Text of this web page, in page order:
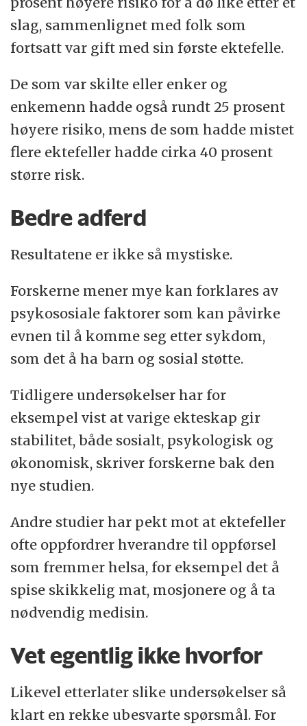
slag, sammenlignet med folk som
fortsatt var gift med sin første ektefelle.
De som var skilte eller enker og
enkemenn hadde også rundt 25 prosent
høyere risiko, mens de som hadde mistet
flere ektefeller hadde cirka 40 prosent
større risk.
Bedre adferd
Resultatene er ikke så mystiske.
Forskerne mener mye kan forklares av
psykososiale faktorer som kan påvirke
evnen til å komme seg etter sykdom,
som det å ha barn og sosial støtte.
Tidligere undersøkelser har for
eksempel vist at varige ekteskap gir
stabilitet, både sosialt, psykologisk og
økonomisk, skriver forskerne bak den
nye studien.
Andre studier har pekt mot at ektefeller
ofte oppfordrer hverandre til oppførsel
som fremmer helsa, for eksempel det å
spise skikkelig mat, mosjonere og å ta
nødvendig medisin.
Vet egentlig ikke hvorfor
Likevel etterlater slike undersøkelser så
klart en rekke ubesvarte spørsmål. For